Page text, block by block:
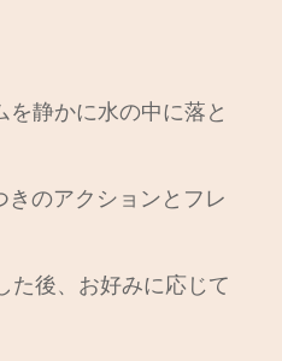
静かに水の中に落と
のアクションとフレ
た後、お好みに応じて